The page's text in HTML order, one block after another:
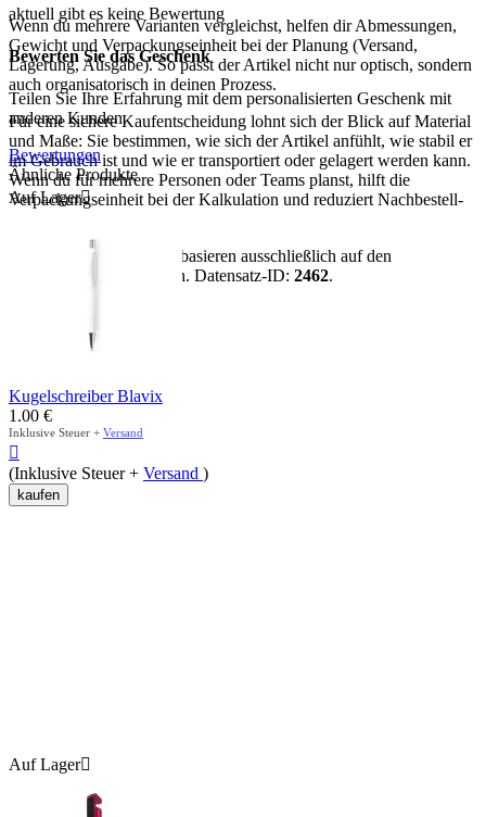
Wenn du mehrere Varianten vergleichst, helfen dir Abmessungen,
Gewicht und Verpackungseinheit bei der Planung (Versand,
Lagerung, Ausgabe). So passt der Artikel nicht nur optisch, sondern
auch organisatorisch in deinen Prozess.
Für eine sichere Kaufentscheidung lohnt sich der Blick auf Material
und Maße: Sie bestimmen, wie sich der Artikel anfühlt, wie stabil er
im Gebrauch ist und wie er transportiert oder gelagert werden kann.
Wenn du für mehrere Personen oder Teams planst, hilft die
Verpackungseinheit bei der Kalkulation und reduziert Nachbestell-
Alle Aussagen basieren ausschließlich auf den
vorhandenen Artikeldaten. Datensatz-ID: 2462.
aktuell gibt es keine Bewertung
Bewerten Sie das Geschenk
Teilen Sie Ihre Erfahrung mit dem personalisierten Geschenk mit
anderen Kunden.
Bewertungen
Ähnliche Produkte
Auf Lager
Kugelschreiber Blavix
1.00 €
Inklusive Steuer + Versand

(Inklusive Steuer + Versand )
kaufen
Auf Lager